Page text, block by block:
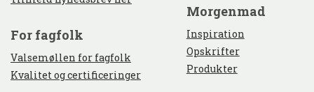
for fagfolk
Valsemøllen for fagfolk
Kvalitet og certificeringer
morgenmad
Inspiration
Opskrifter
Produkter